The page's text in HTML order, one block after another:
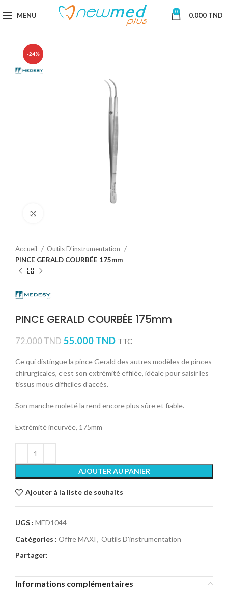
MENU 0 0.000 TND
-24%
Accueil
Outils D'instrumentation
PINCE GERALD COURBÉE 175mm
PINCE GERALD COURBÉE 175mm
72.000TND 55.000 TND TTC
Ce qui distingue la pince Gerald des autres modèles de pinces
chirurgicales, c’est son extrémité effilée, idéale pour saisir les
tissus mous difficiles d’accès.
Son manche moleté la rend encore plus sûre et fiable.
Extrémité incurvée, 175mm
AJOUTER AU PANIER
Ajouter à la liste de souhaits
UGS : MED1044
Catégories : Offre MAXI , Outils D'instrumentation
Partager:
Informations complémentaires